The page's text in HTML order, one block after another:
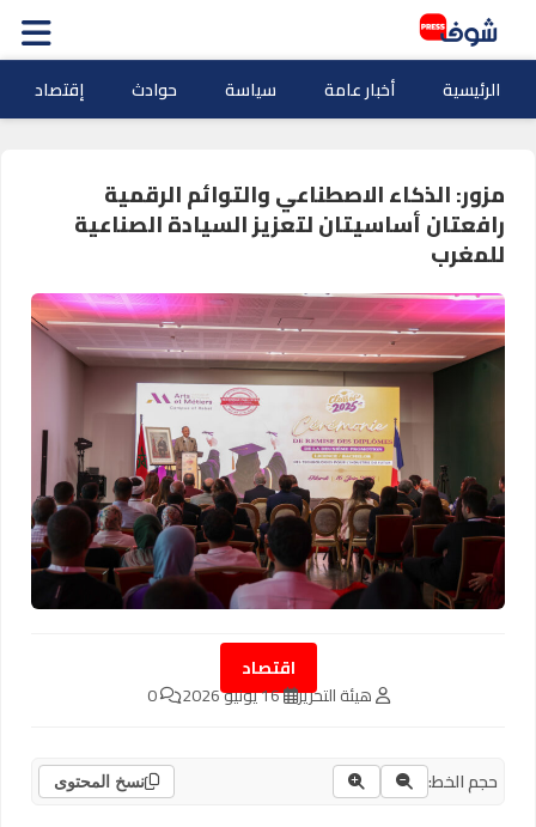
الرئيسية أخبار عامة سياسة حوادث إقتصاد
مزور: الذكاء الاصطناعي والتوائم الرقمية
رافعتان أساسيتان لتعزيز السيادة الصناعية
للمغرب
اقتصاد
هيئة التحرير 16 يونيو 2026 0
حجم الخط: نسخ المحتوى